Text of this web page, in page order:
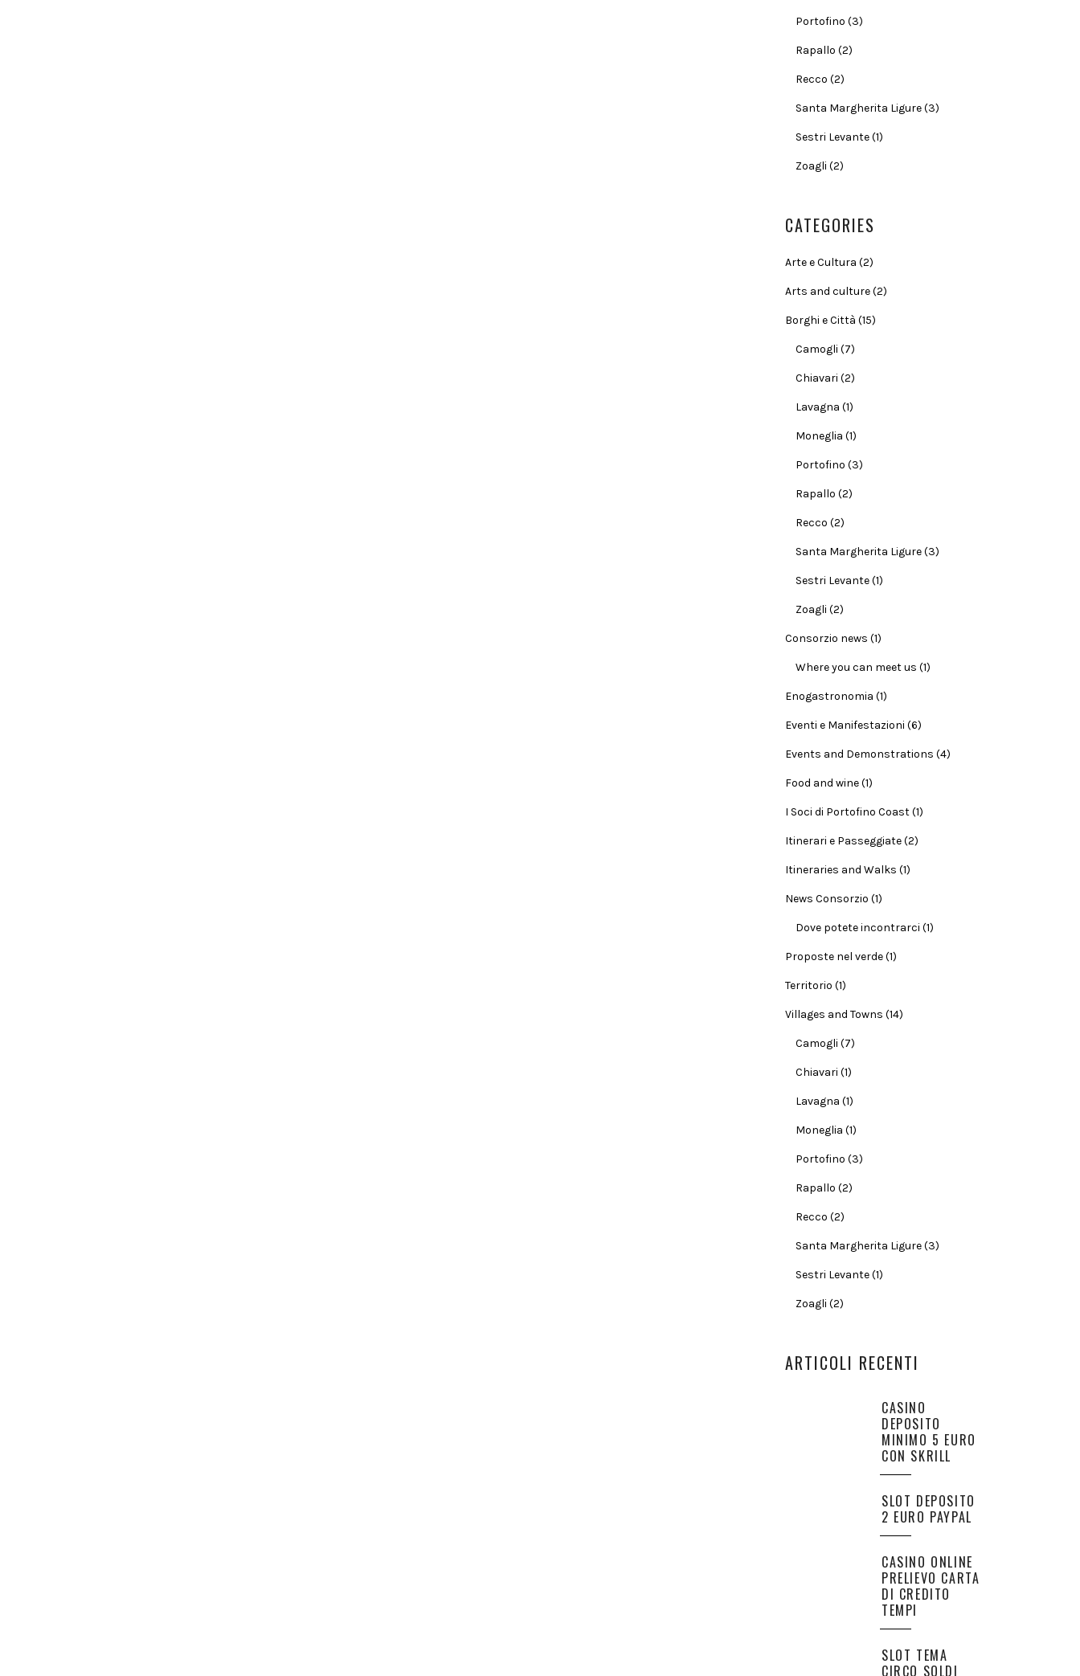
Portofino (3)
Rapallo (2)
Recco (2)
Santa Margherita Ligure(3)
Sestri Levante(1)
Zoagli (2)
CATEGORIES
Arte e Cultura (2)
Arts and culture(2)
Borghi e Città (15)
Camogli (7)
Chiavari (2)
Lavagna (1)
Moneglia (1)
Portofino (3)
Rapallo (2)
Recco (2)
Santa Margherita Ligure(3)
Sestri Levante(1)
Zoagli (2)
Consorzio news (1)
Where you can meet us (1)
Enogastronomia (1)
Eventi e Manifestazioni (6)
Events and Demonstrations (4)
Food and wine(1)
I Soci di Portofino Coast(1)
Itinerari e Passeggiate(2)
Itineraries and Walks (1)
News Consorzio (1)
Dove potete incontrarci (1)
Proposte nel verde(1)
Territorio (1)
Villages and Towns (14)
Camogli (7)
Chiavari (1)
Lavagna (1)
Moneglia (1)
Portofino (3)
Rapallo (2)
Recco (2)
Santa Margherita Ligure(3)
Sestri Levante(1)
Zoagli (2)
ARTICOLI RECENTI
CASINO
DEPOSITO
MINIMO 5 EURO
CON SKRILL
SLOT DEPOSITO
2 EURO PAYPAL
CASINO ONLINE
PRELIEVO CARTA
DI CREDITO
TEMPI
SLOT TEMA
CIRCO SOLDI